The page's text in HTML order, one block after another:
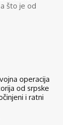
što je od
operacija
od srpske
i ratni